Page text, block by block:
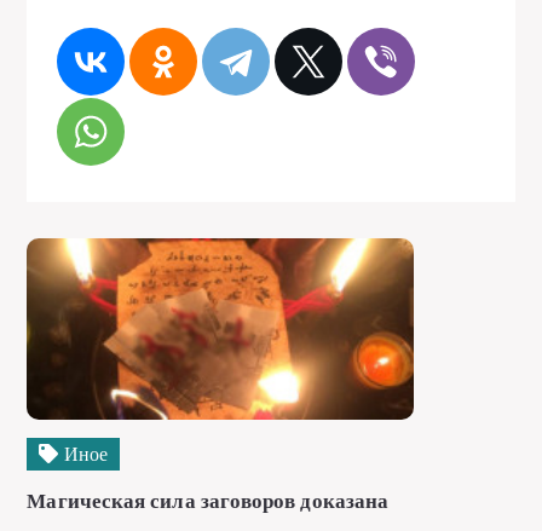
Иное
Магическая сила заговоров доказана